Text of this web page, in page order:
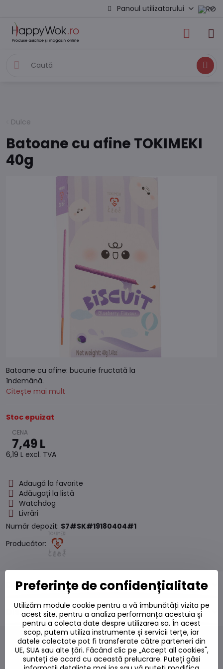
Panoul utilizatorului
Caută
Dulce
Batoane cu afine TOKIMEKI
40g
Batoane cu afine: bucurie fructată la
îndemână.
Citește mai mult
Stoc epuizat
7,49 L
6,19 L excl. TVA
Adaugă la favorite
Adăugați la listă
Watchdog
Livrări
Număr depozit: S7#SK#19180404#1
Producător:
Descriere
Discuție 0
Preferințe de confidențialitate
Utilizăm module cookie pentru a vă îmbunătăți vizita pe
acest site, pentru a analiza performanța acestuia și
pentru a colecta date despre utilizarea sa. În acest
scop, putem utiliza instrumente și servicii terțe, iar
datele colectate pot fi transferate către parteneri din
UE, SUA sau alte țări. Făcând clic pe „Accept all cookies",
sunteți de acord cu această prelucrare. Puteți găsi